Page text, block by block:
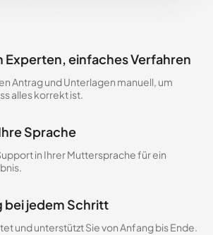
Experten, einfaches Verfahren
Antrag und Unterlagen manuell, um
alles korrekt ist.
Sprache
in Ihrer Muttersprache für ein
bei jedem Schritt
und unterstützt Sie von Anfang bis Ende.